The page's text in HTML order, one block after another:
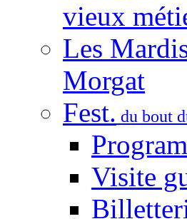
vieux
Les
Morgat
Fest. du bout
Visite